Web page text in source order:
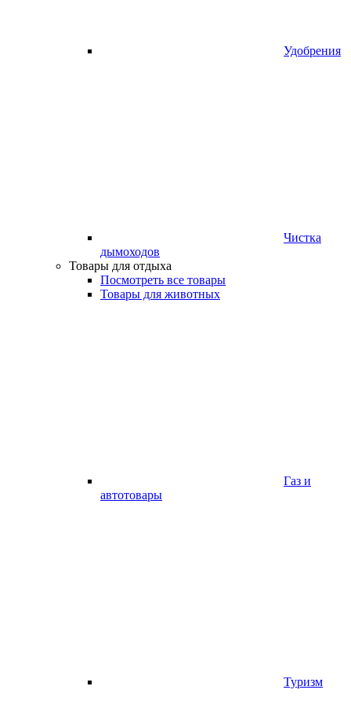
Удобрения
Чистка
дымоходов
Товары для отдыха
Посмотреть все товары
Товары для животных
Газ и
автотовары
Туризм